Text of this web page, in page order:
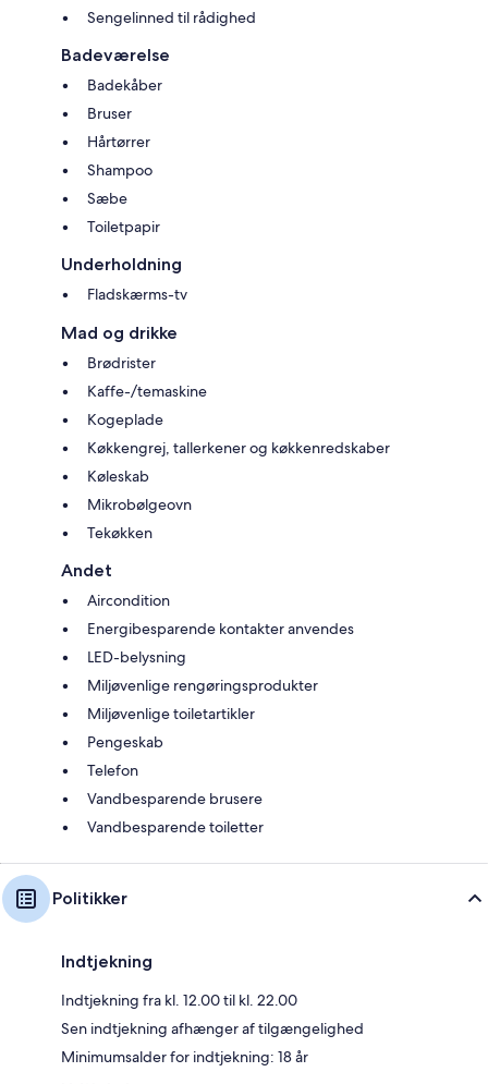
Sengelinned til rådighed
Badeværelse
Badekåber
Bruser
Hårtørrer
Shampoo
Sæbe
Toiletpapir
Underholdning
Fladskærms-tv
Mad og drikke
Brødrister
Kaffe-/temaskine
Kogeplade
Køkkengrej, tallerkener og køkkenredskaber
Køleskab
Mikrobølgeovn
Tekøkken
Andet
Aircondition
Energibesparende kontakter anvendes
LED-belysning
Miljøvenlige rengøringsprodukter
Miljøvenlige toiletartikler
Pengeskab
Telefon
Vandbesparende brusere
Vandbesparende toiletter
Politikker
Indtjekning
Indtjekning fra kl. 12.00 til kl. 22.00
Sen indtjekning afhænger af tilgængelighed
Minimumsalder for indtjekning: 18 år